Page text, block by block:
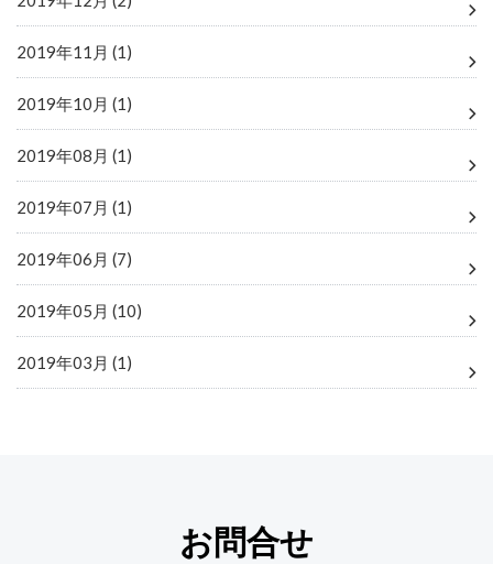
2019年11月 (1)
2019年10月 (1)
2019年08月 (1)
2019年07月 (1)
2019年06月 (7)
2019年05月 (10)
2019年03月 (1)
お問合せ